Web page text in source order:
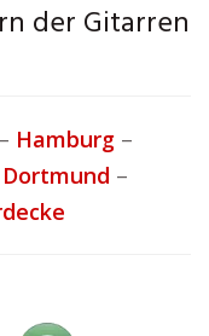
der Gitarren
– Hamburg –
Dortmund –